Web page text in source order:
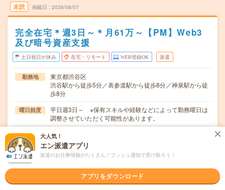
未読 掲載日 2026/08/07
完全在宅＊週3日～＊月61万～【PM】Web3
及び暗号資産支援
土日祝日が休み 在宅・リモート WEB登録OK 派遣
勤務地
東京都渋谷区
渋谷駅から徒歩5分／表参道駅から徒歩8分／神泉駅から徒
歩8分
曜日頻度
平日週3日～ ※保有スキルや経験などによって勤務曜日は
調整させていただく可能性があります。
時間 9:00～18:00（休憩1時間） ※残業ほぼなし
期間 即日～長期 ※9月～、10月～など開始日ご相談ください！
時給
時給6400円 ※月収例：61万4400円（6400円×8時間×12
日勤務の場合）
大人気！
エン派遣アプリ
派遣のお仕事情報がたくさん！プッシュ通知で受け取ろう！
アプリをダウンロード